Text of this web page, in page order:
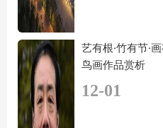
艺有根·竹有节·
鸟画作品赏析
12-01